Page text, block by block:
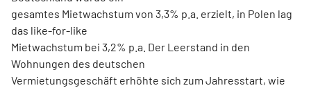
gesamtes Mietwachstum von 3,3% p.a. erzielt, in Polen lag
das like-for-like
Mietwachstum bei 3,2% p.a. Der Leerstand in den
Wohnungen des deutschen
Vermietungsgeschäft erhöhte sich zum Jahresstart, wie